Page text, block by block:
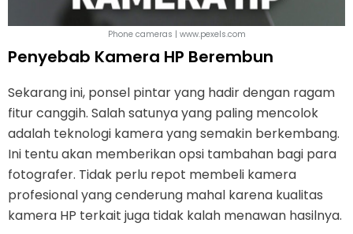
Phone cameras | www.pexels.com
Penyebab Kamera HP Berembun
Sekarang ini, ponsel pintar yang hadir dengan ragam
fitur canggih. Salah satunya yang paling mencolok
adalah teknologi kamera yang semakin berkembang.
Ini tentu akan memberikan opsi tambahan bagi para
fotografer. Tidak perlu repot membeli kamera
profesional yang cenderung mahal karena kualitas
kamera HP terkait juga tidak kalah menawan hasilnya.